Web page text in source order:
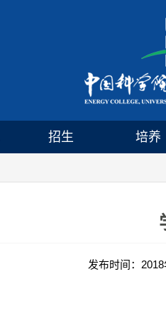
招生 培养
发布时间：